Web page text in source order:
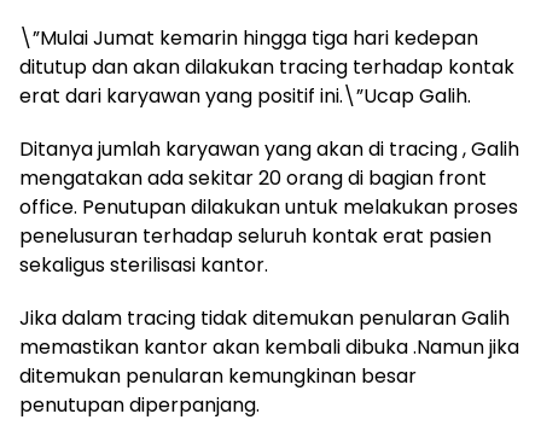
\”Mulai Jumat kemarin hingga tiga hari kedepan
ditutup dan akan dilakukan tracing terhadap kontak
erat dari karyawan yang positif ini.\”Ucap Galih.
Ditanya jumlah karyawan yang akan di tracing , Galih
mengatakan ada sekitar 20 orang di bagian front
office. Penutupan dilakukan untuk melakukan proses
penelusuran terhadap seluruh kontak erat pasien
sekaligus sterilisasi kantor.
Jika dalam tracing tidak ditemukan penularan Galih
memastikan kantor akan kembali dibuka .Namun jika
ditemukan penularan kemungkinan besar
penutupan diperpanjang.